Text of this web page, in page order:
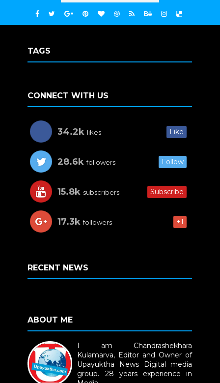
TAGS
CONNECT WITH US
34.2k likes Like
28.6k followers Follow
15.8k subscribers Subscribe
17.3k followers +1
RECENT NEWS
ABOUT ME
I am Chandrashekhara
Kulamarva, Editor and Owner of
Upayuktha News Digital media
group. 28 years experience in